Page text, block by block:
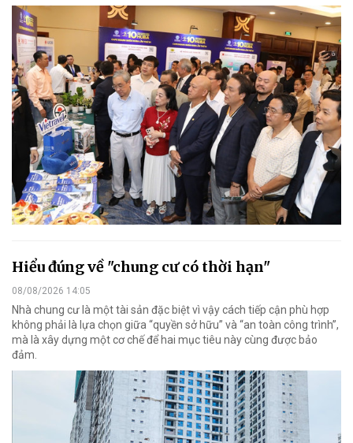
Hiểu đúng về "chung cư có thời hạn"
08/08/2026 14:05
Nhà chung cư là một tài sản đặc biệt vì vậy cách tiếp cận phù hợp
không phải là lựa chọn giữa “quyền sở hữu” và “an toàn công trình”,
mà là xây dựng một cơ chế để hai mục tiêu này cùng được bảo
đảm.